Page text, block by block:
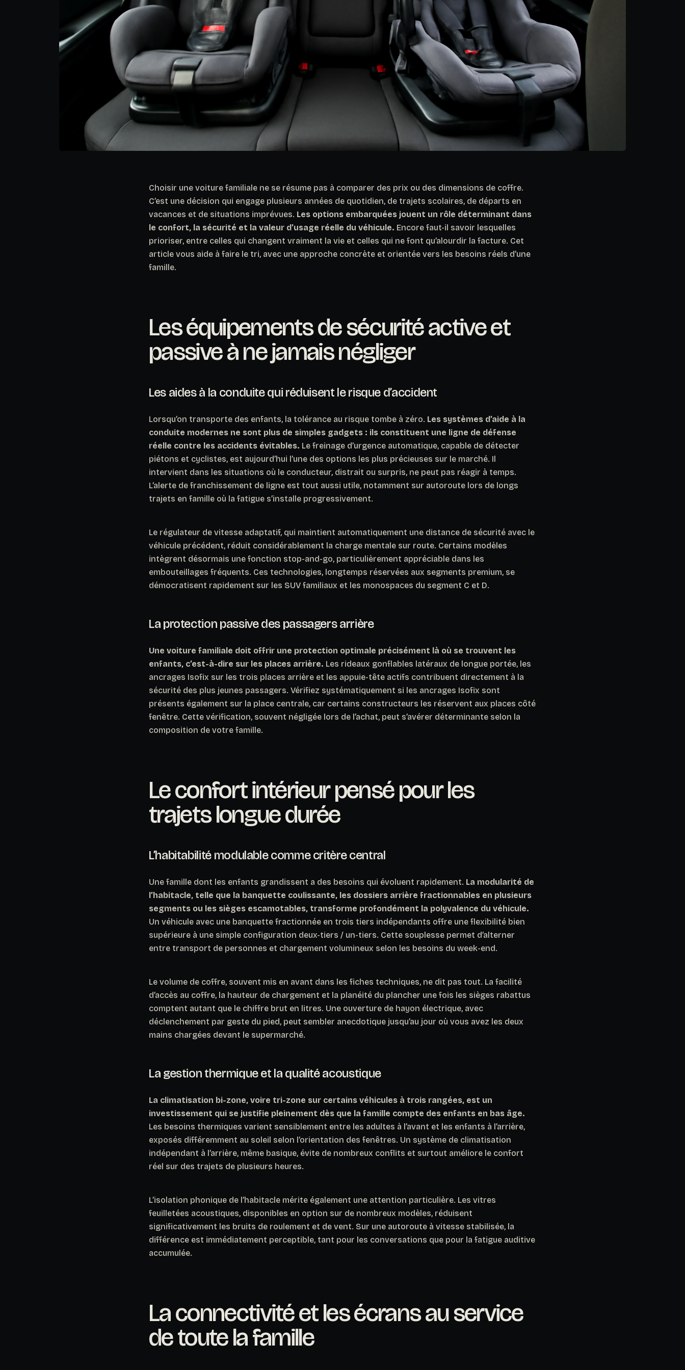
Choisir une voiture familiale ne se résume pas à comparer des prix ou des dimensions de coffre.
C’est une décision qui engage plusieurs années de quotidien, de trajets scolaires, de départs en
vacances et de situations imprévues. Les options embarquées jouent un rôle déterminant dans
le confort, la sécurité et la valeur d’usage réelle du véhicule. Encore faut-il savoir lesquelles
prioriser, entre celles qui changent vraiment la vie et celles qui ne font qu’alourdir la facture. Cet
article vous aide à faire le tri, avec une approche concrète et orientée vers les besoins réels d’une
famille.
Les équipements de sécurité active et
passive à ne jamais négliger
Les aides à la conduite qui réduisent le risque d’accident
Lorsqu’on transporte des enfants, la tolérance au risque tombe à zéro. Les systèmes d’aide à la
conduite modernes ne sont plus de simples gadgets : ils constituent une ligne de défense
réelle contre les accidents évitables. Le freinage d’urgence automatique, capable de détecter
piétons et cyclistes, est aujourd’hui l’une des options les plus précieuses sur le marché. Il
intervient dans les situations où le conducteur, distrait ou surpris, ne peut pas réagir à temps.
L’alerte de franchissement de ligne est tout aussi utile, notamment sur autoroute lors de longs
trajets en famille où la fatigue s’installe progressivement.
Le régulateur de vitesse adaptatif, qui maintient automatiquement une distance de sécurité avec le
véhicule précédent, réduit considérablement la charge mentale sur route. Certains modèles
intègrent désormais une fonction stop-and-go, particulièrement appréciable dans les
embouteillages fréquents. Ces technologies, longtemps réservées aux segments premium, se
démocratisent rapidement sur les SUV familiaux et les monospaces du segment C et D.
La protection passive des passagers arrière
Une voiture familiale doit offrir une protection optimale précisément là où se trouvent les
enfants, c’est-à-dire sur les places arrière. Les rideaux gonflables latéraux de longue portée, les
ancrages Isofix sur les trois places arrière et les appuie-tête actifs contribuent directement à la
sécurité des plus jeunes passagers. Vérifiez systématiquement si les ancrages Isofix sont
présents également sur la place centrale, car certains constructeurs les réservent aux places côté
fenêtre. Cette vérification, souvent négligée lors de l’achat, peut s’avérer déterminante selon la
composition de votre famille.
Le confort intérieur pensé pour les
trajets longue durée
L’habitabilité modulable comme critère central
Une famille dont les enfants grandissent a des besoins qui évoluent rapidement. La modularité de
l’habitacle, telle que la banquette coulissante, les dossiers arrière fractionnables en plusieurs
segments ou les sièges escamotables, transforme profondément la polyvalence du véhicule.
Un véhicule avec une banquette fractionnée en trois tiers indépendants offre une flexibilité bien
supérieure à une simple configuration deux-tiers / un-tiers. Cette souplesse permet d’alterner
entre transport de personnes et chargement volumineux selon les besoins du week-end.
Le volume de coffre, souvent mis en avant dans les fiches techniques, ne dit pas tout. La facilité
d’accès au coffre, la hauteur de chargement et la planéité du plancher une fois les sièges rabattus
comptent autant que le chiffre brut en litres. Une ouverture de hayon électrique, avec
déclenchement par geste du pied, peut sembler anecdotique jusqu’au jour où vous avez les deux
mains chargées devant le supermarché.
La gestion thermique et la qualité acoustique
La climatisation bi-zone, voire tri-zone sur certains véhicules à trois rangées, est un
investissement qui se justifie pleinement dès que la famille compte des enfants en bas âge.
Les besoins thermiques varient sensiblement entre les adultes à l’avant et les enfants à l’arrière,
exposés différemment au soleil selon l’orientation des fenêtres. Un système de climatisation
indépendant à l’arrière, même basique, évite de nombreux conflits et surtout améliore le confort
réel sur des trajets de plusieurs heures.
L’isolation phonique de l’habitacle mérite également une attention particulière. Les vitres
feuilletées acoustiques, disponibles en option sur de nombreux modèles, réduisent
significativement les bruits de roulement et de vent. Sur une autoroute à vitesse stabilisée, la
différence est immédiatement perceptible, tant pour les conversations que pour la fatigue auditive
accumulée.
La connectivité et les écrans au service
de toute la famille